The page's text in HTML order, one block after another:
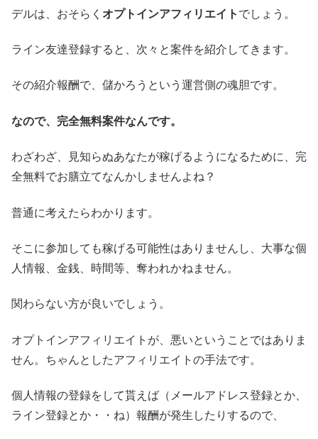
デルは、おそらく オプトインアフィリエイト でしょう。
ライン友達登録すると、次々と案件を紹介してきます。
その紹介報酬で、儲かろうという運営側の魂胆です。
なので、完全無料案件なんです。
わざわざ、見知らぬあなたが稼げるようになるために、完
全無料でお膳立てなんかしませんよね？
普通に考えたらわかります。
そこに参加しても稼げる可能性はありませんし、大事な個
人情報、金銭、時間等、奪われかねません。
関わらない方が良いでしょう。
オプトインアフィリエイトが、悪いということではありま
せん。ちゃんとしたアフィリエイトの手法です。
個人情報の登録をして貰えば（メールアドレス登録とか、
ライン登録とか・・ね）報酬が発生したりするので、